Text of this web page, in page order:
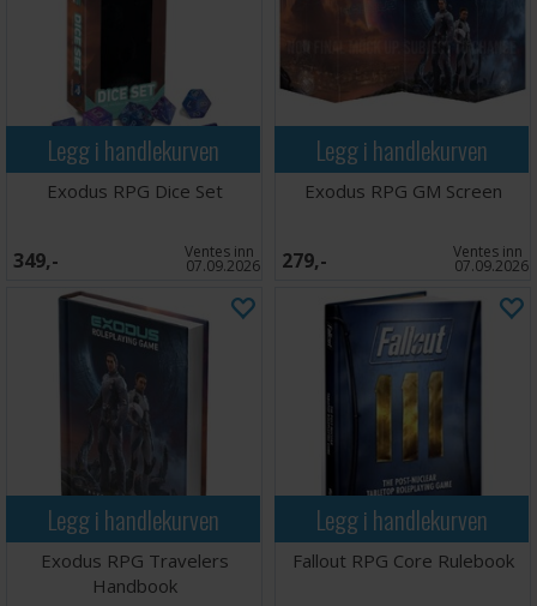
Legg i handlekurven
Exodus RPG Dice Set
349,- Ventes inn
07.09.2026
Legg i handlekurven
Exodus RPG GM Screen
279,- Ventes inn
07.09.2026
Legg i handlekurven
Exodus RPG Travelers
Handbook
Legg i handlekurven
Fallout RPG Core Rulebook